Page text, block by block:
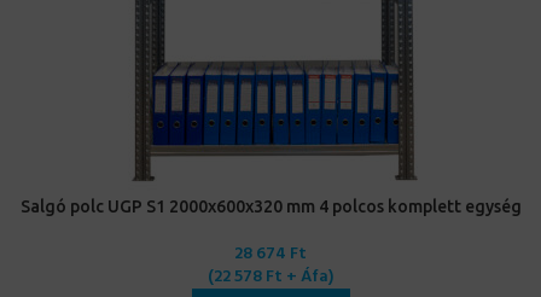
Salgó polc UGP S1 2000x600x320 mm 4 polcos komplett egység
28 674 Ft
(22 578Ft + Áfa)